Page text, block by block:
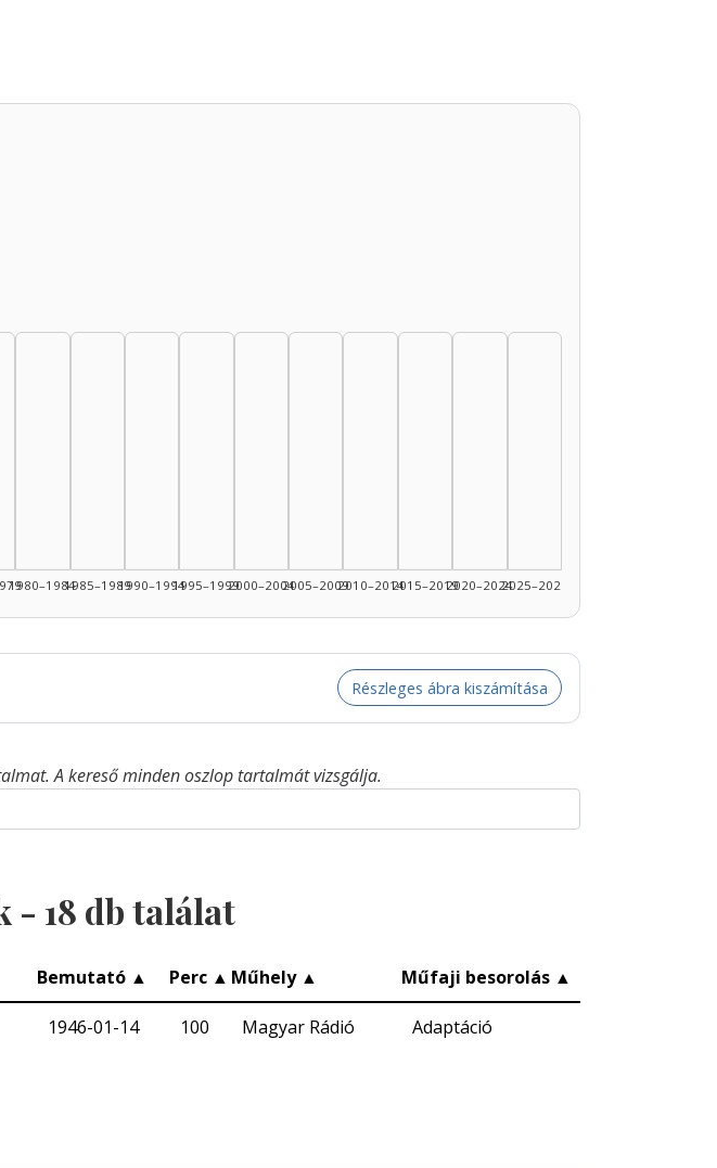
1980–19841985–19891990–19941995–19992000–20042005–20092010–20142015–20192020–20242025–2026
Részleges ábra kiszámítása
A kereső minden oszlop tartalmát vizsgálja.
- 18 db találat
Bemutató ▲ Perc ▲ Műhely ▲ Műfaji besorolás ▲
1946-01-14 100 Magyar Rádió Adaptáció